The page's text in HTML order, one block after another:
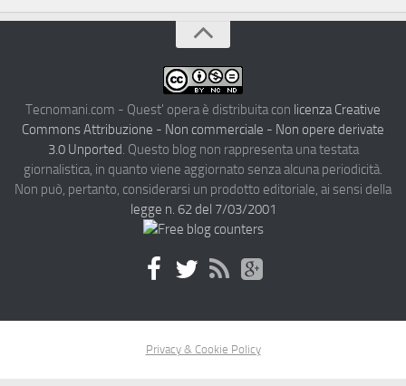
Tecnomani.com - Quest' opera è distribuita con licenza Creative
Commons Attribuzione - Non commerciale - Non opere derivate
3.0 Unported. Questo blog non rappresenta una testata
giornalistica, in quanto viene aggiornato senza alcuna periodicità.
Non può, pertanto, considerarsi un prodotto editoriale, ai sensi della
legge n. 62 del 7/03/2001
Privacy & Cookie Policy